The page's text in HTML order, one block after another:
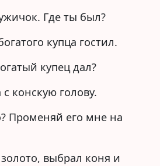
Где ты был?
купца гостил.
купец дал?
конскую голову.
Променяй его мне на
выбрал коня и